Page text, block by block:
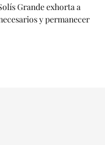
Grande exhorta a
y permanecer